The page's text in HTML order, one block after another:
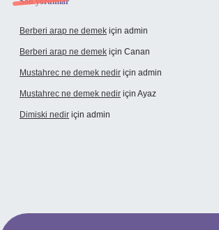
Berberi arap ne demek için admin
Berberi arap ne demek için Canan
Mustahrec ne demek nedir için admin
Mustahrec ne demek nedir için Ayaz
Dimiski nedir için admin
güncel adresi